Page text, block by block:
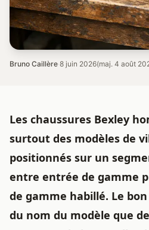
Bruno Caillère·8 juin 2026(maj. 4 août
Les chaussures Bexley
surtout des modèles de
positionnés sur un
entre entrée de gamme
de gamme habillé. Le
du nom du modèle que de